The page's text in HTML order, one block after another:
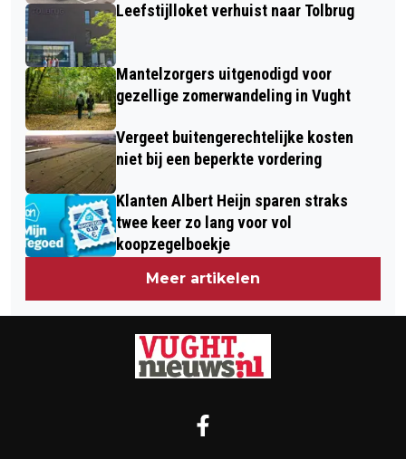
Leefstijlloket verhuist naar Tolbrug
Mantelzorgers uitgenodigd voor
gezellige zomerwandeling in Vught
Vergeet buitengerechtelijke kosten
niet bij een beperkte vordering
Klanten Albert Heijn sparen straks
twee keer zo lang voor vol
koopzegelboekje
Meer artikelen